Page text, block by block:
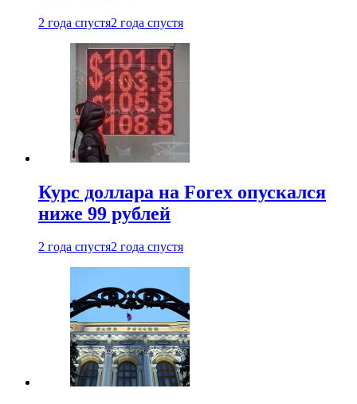
2 года спустя2 года спустя
Курс доллара на Forex опускался
ниже 99 рублей
2 года спустя2 года спустя